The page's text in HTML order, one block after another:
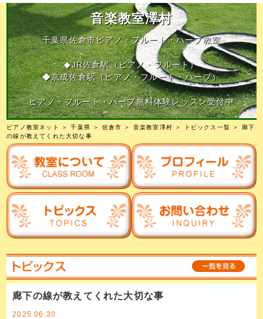
音楽教室澤村
千葉県佐倉市ピアノ・フルート・ハープ教室
◆JR佐倉駅（ピアノ・フルート）
◆京成佐倉駅（ピアノ・フルート・ハープ）
ピアノ・フルート・ハープ無料体験レッスン受付中
ピアノ教室ネット ＞千葉県 ＞ 佐倉市 ＞ 音楽教室澤村 ＞ トピックス一覧 ＞ 廊下
の線が教えてくれた大切な事
廊下の線が教えてくれた大切な事
2025.06.30